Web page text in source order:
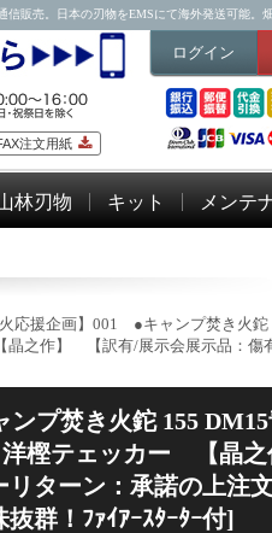
売。日本の刃物をEMSにて海外発送可能
注文用紙
ログイン
林刃物 キット メンテ
応援企画】001 ●キャンプ焚き火
之作】 【訳有/展示会展示品：傷
ンプ焚き火鉈 155
樫テェッカー 【晶
ターン：承諾の上注
群！ﾌｧｲｱｰｽﾀｰﾀｰ付]